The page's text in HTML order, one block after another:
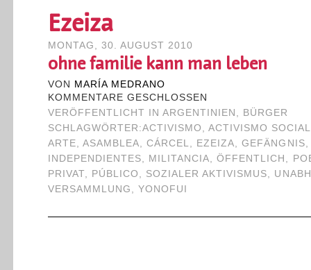
Ezeiza
MONTAG, 30. AUGUST 2010
ohne familie kann man leben
VON
MARÍA MEDRANO
KOMMENTARE GESCHLOSSEN
VERÖFFENTLICHT IN ARGENTINIEN , BÜRGER
SCHLAGWÖRTER:ACTIVISMO ,ACTIVISMO SOCIAL
ARTE, ASAMBLEA, CÁRCEL, EZEIZA,GEFÄNGNIS
INDEPENDIENTES, MILITANCIA,ÖFFENTLICH ,
PRIVAT, PÚBLICO , SOZIALER AKTIVISMUS,
VERSAMMLUNG , YONOFUI